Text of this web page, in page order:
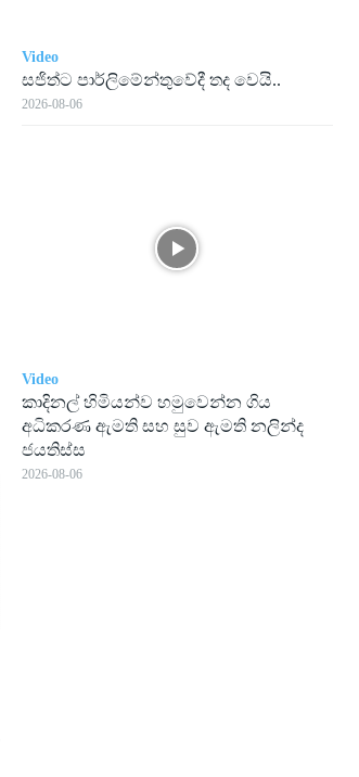
Video
සජිත්ට පාර්ලිමේන්තුවේදී තද වෙයි..
2026-08-06
Video
කාදිනල් හිමියන්ව හමුවෙන්න ගිය
අධිකරණ ඇමති සහ සුව ඇමති නලින්ද
ජයතිස්ස
2026-08-06